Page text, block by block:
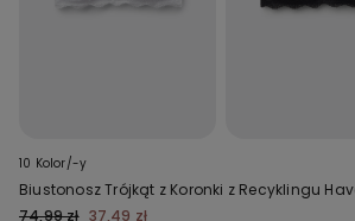
10 Kolor/-y
Biustonosz Trójkąt z Koronki z Recyklingu
74,99 zł 37,49 zł